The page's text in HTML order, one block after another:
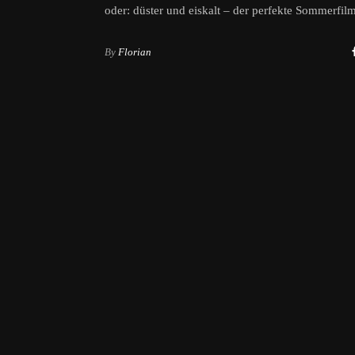
oder: düster und eiskalt – der perfekte
By Florian